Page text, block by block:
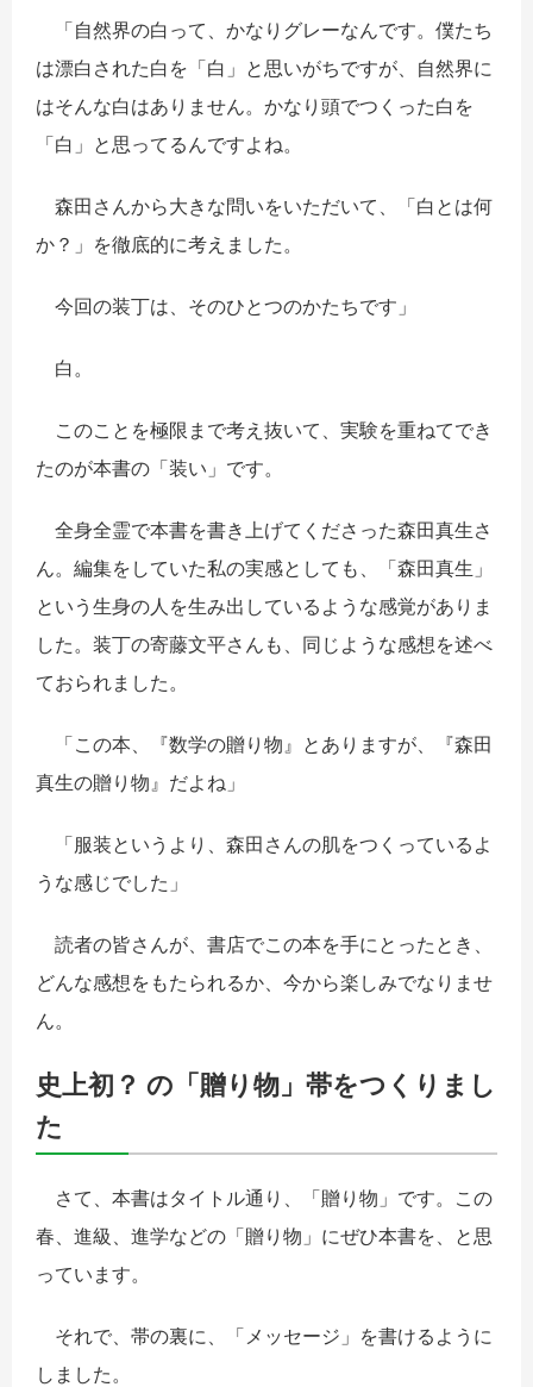
「自然界の白って、かなりグレーなんです。僕たち
は漂白された白を「白」と思いがちですが、自然界に
はそんな白はありません。かなり頭でつくった白を
「白」と思ってるんですよね。
森田さんから大きな問いをいただいて、「白とは何
か？」を徹底的に考えました。
今回の装丁は、そのひとつのかたちです」
白。
このことを極限まで考え抜いて、実験を重ねてでき
たのが本書の「装い」です。
全身全霊で本書を書き上げてくださった森田真生さ
ん。編集をしていた私の実感としても、「森田真生」
という生身の人を生み出しているような感覚がありま
した。装丁の寄藤文平さんも、同じような感想を述べ
ておられました。
「この本、『数学の贈り物』とありますが、『森田
真生の贈り物』だよね」
「服装というより、森田さんの肌をつくっているよ
うな感じでした」
読者の皆さんが、書店でこの本を手にとったとき、
どんな感想をもたられるか、今から楽しみでなりませ
ん。
史上初？ の「贈り物」帯をつくりまし
た
さて、本書はタイトル通り、「贈り物」です。この
春、進級、進学などの「贈り物」にぜひ本書を、と思
っています。
それで、帯の裏に、「メッセージ」を書けるように
しました。